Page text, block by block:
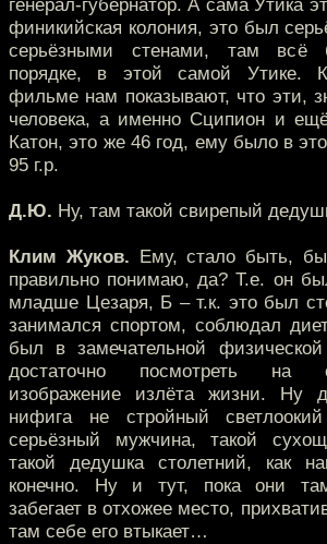
генерал-губернатор. А сама Утика
финикийская колония, это был
серьёзными стенами, там
порядке, в этой самой Утике.
фильме нам показывают, что эти,
человека, а именно Сципион и
Катон, это же 46 год, ему было в
95 г.р.
Д.Ю. Ну, там такой свирепый
Клим Жуков. Ему, стало быть,
правильно понимаю, да? Т.е. он
младше Цезаря, Б – т.к. это был
занимался спортом, соблюдал
был в замечательной
достаточно посмотреть на
изображение излёта жизни. Ну
нифига не стройный
серьёзный мужчина, такой
такой дедушка столетний, как
конечно. Ну и тут, пока они
забегает в отхожее место,
там себе его втыкает…